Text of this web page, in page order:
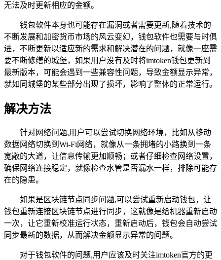
无法及时更新相应的金额。
钱包软件本身也可能存在漏洞或者需要更新,随着技术的
不断发展和加密货币市场的风云变幻，钱包软件也需要与时俱
进，不断更新以适应新的需求和解决潜在的问题，就像一座需
要不断修缮的城堡，如果用户没有及时将imtoken钱包更新到
最新版本，可能会遇到一些兼容性问题，导致金额显示异常，
就如同城堡的某些部分出现了损坏，影响了整体的正常运行。
解决方法
针对网络问题,用户可以尝试切换网络环境，比如从移动
数据网络切换到Wi-Fi网络，就像从一条拥堵的小路换到一条
宽敞的大道，让信息传输更加顺畅；或者仔细检查网络设置，
确保网络连接稳定，就像检查水管是否漏水一样，排除可能存
在的隐患。
如果是区块链节点同步问题,可以尝试重新启动钱包，让
钱包重新连接区块链节点进行同步，这就像是给机器重新启动
一次，让它重新校准运行状态，重新启动后，钱包会自动尝试
同步最新的数据，从而解决金额显示异常的问题。
对于钱包软件的问题,用户应该及时关注imtoken官方的更